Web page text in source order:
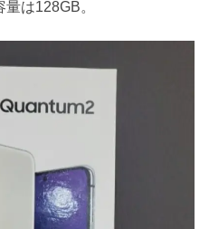
は128GB。